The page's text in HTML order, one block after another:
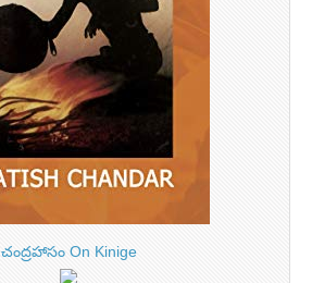
చంద్రహాసం On Kinige